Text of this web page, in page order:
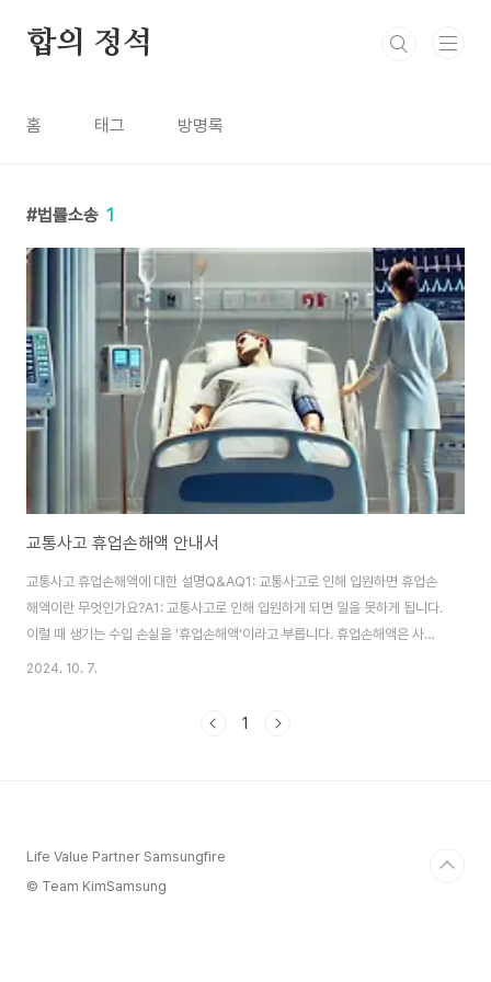
합의 정석
홈 태그 방명록
법률소송 1
교통사고 휴업손해액 안내서
교통사고 휴업손해액에 대한 설명Q&AQ1: 교통사고로 인해 입원하면 휴업손
해액이란 무엇인가요?A1: 교통사고로 인해 입원하게 되면 일을 못하게 됩니다.
이럴 때 생기는 수입 손실을 '휴업손해액'이라고 부릅니다. 휴업손해액은 사고
로 인해 못 벌게 된 돈을 어느 정도 보상받는 것을 말합니다. 예를 들어, 누군가
을 수 있는 것입니다.Q2: 휴업손해액은 얼마나 받을 수 있나요?A2: 휴업손해
2024. 10. 7.
1
Life Value Partner Samsungfire
© Team KimSamsung